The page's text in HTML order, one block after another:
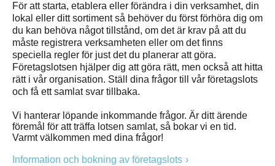
För att starta, etablera eller förändra i din verksamhet, din
lokal eller ditt sortiment så behöver du först förhöra dig om
du kan behöva något tillstånd, om det är krav på att du
måste registrera verksamheten eller om det finns
speciella regler för just det du planerar att göra.
Företagslotsen hjälper dig att göra rätt, men också att hitta
rätt i vår organisation. Ställ dina frågor till vår företagslots
och få ett samlat svar tillbaka.
Vi hanterar löpande inkommande frågor. Är ditt ärende
föremål för att träffa lotsen samlat, så bokar vi en tid.
Varmt välkommen med dina frågor!
Information och bokning av företagslots